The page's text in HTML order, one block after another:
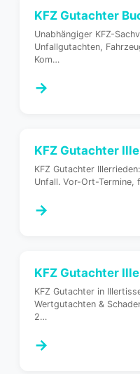
KFZ Gutachter
Unabhängiger KFZ-
Unfallgutachten,
Kom…
→
KFZ Gutachter
KFZ Gutachter
Unfall. Vor-Ort-Termine,
→
KFZ Gutachter
KFZ Gutachter in
Wertgutachten &
2…
→